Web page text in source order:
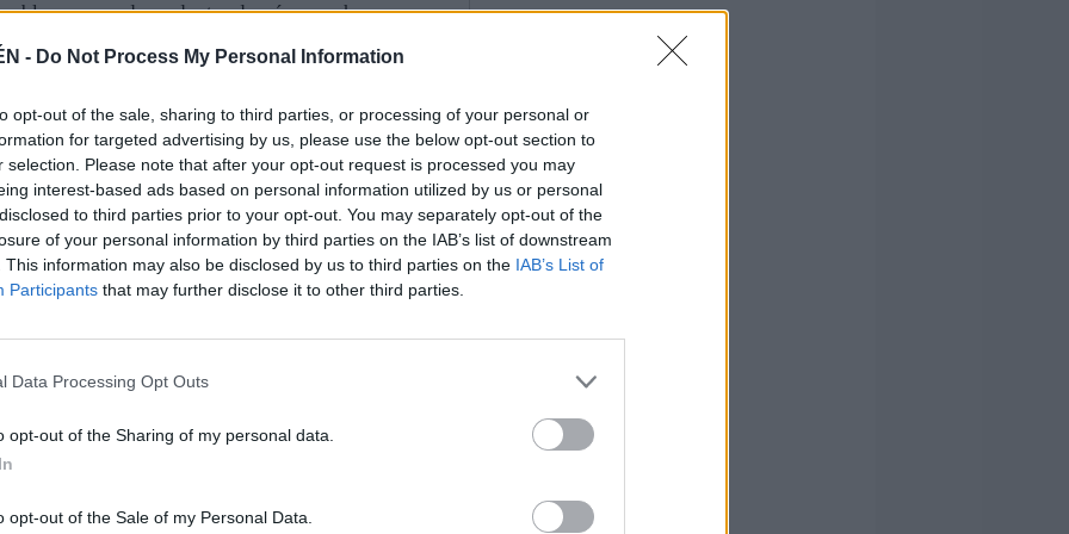
- Do Not Process My Personal Information
opt-out of the sale, sharing to third parties, or processing of your personal or
for targeted advertising by us, please use the below opt-out section to
selection. Please note that after your opt-out request is processed you may
interest-based ads based on personal information utilized by us or personal
to third parties prior to your opt-out. You may separately opt-out of the
of your personal information by third parties on the IAB’s list of downstream
This information may also be disclosed by us to third parties on the IAB’s List of
Participants that may further disclose it to other third parties.
Data Processing Opt Outs
opt-out of the Sharing of my personal data.
opt-out of the Sale of my Personal Data.
blanca y verde va dentro de mí, pero ahora me
Gómez aseguró que deja “la puerta a
del PA.
a Diario JAÉN que está “dolido” con el PA en
en campaña electoral”. “No hay bajada de
las cosas que se dijo”, apuntó, para criticar, de
estuvo en política: “¿Dónde está la Custodia
y que tanto gustó a la gente? Es una pena que,
se puede trabajar. La dictadura acabó hace tiempo.
con el resto de compañeros”. Asimismo,
el partido “lo tendrá crudo”. “Había un
ilusión, pero ahora hay un enorme
producen dimisiones de concejales y divisiones
legislatura, con uno de los ediles, Francisco Vico.
del PA y dejaba la militancia, y siguió de concejal
replicó que “no se iba”, sino que “lo echaban”